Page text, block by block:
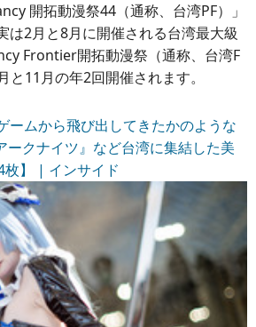
開拓動漫祭44（通称、台湾PF）」
は2月と8月に開催される台湾最大級
Frontier開拓動漫祭（通称、台湾F
と11月の年2回開催されます。
ームから飛び出してきたかのような
ークナイツ』など台湾に集結した美
枚】 | インサイド